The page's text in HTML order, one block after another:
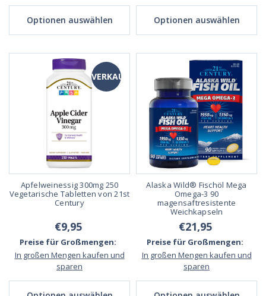
Optionen auswählen Optionen auswählen
VERKAUF
Apfelweinessig 300mg 250
Vegetarische Tabletten von 21st
Century
€9,95
Preise für Großmengen:
In großen Mengen kaufen und
sparen
Alaska Wild® Fischöl Mega
Omega-3 90
magensaftresistente
Weichkapseln
€21,95
Preise für Großmengen:
In großen Mengen kaufen und
sparen